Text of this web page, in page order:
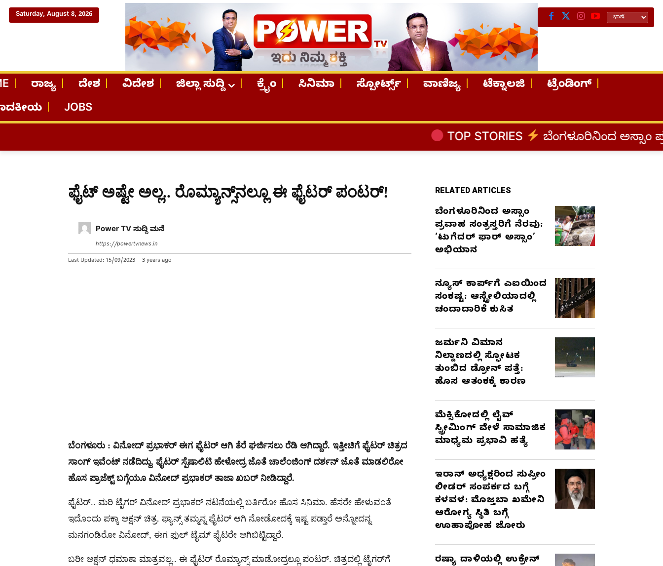
Saturday, August 8, 2026
ರಾಜ್ಯ ದೇಶ ವಿದೇಶ ಜಿಲ್ಲಾ ಸುದ್ದಿ ಕ್ರೈಂ ಸಿನಿಮಾ ಸ್ಪೋರ್ಟ್ಸ್ ವಾಣಿಜ್ಯ ಟೆಕ್ನಾಲಜಿ
ಟ್ರೆಂಡಿಂಗ್
JOBS
TOP STORIES ಬೆಂಗಳೂರಿನಿಂದ ಅಸ್ಸಾಂ ಪ್ರವಾಹ
ಫೈಟ್ ಅಷ್ಟೇ ಅಲ್ಲ.. ರೊಮ್ಯಾನ್ಸ್​ನಲ್ಲೂ ಈ ಫೈಟರ್ ಪಂಟರ್!
Power TV ಸುದ್ದಿ ಮನೆ
https://powertvnews.in
Last Updated: 15/09/2023 3 years ago
ಬೆಂಗಳೂರು : ವಿನೋದ್ ಪ್ರಭಾಕರ್ ಈಗ ಫೈಟರ್ ಆಗಿ ತೆರೆ ಘರ್ಜಿಸಲು ರೆಡಿ ಆಗಿದ್ದಾರೆ. ಇತ್ತೀಚಿಗೆ ಫೈಟರ್ ಚಿತ್ರದ
ಸಾಂಗ್ ಇವೆಂಟ್ ನಡೆದಿದ್ದು, ಫೈಟರ್ ಸ್ಪೆಷಾಲಿಟಿ ಹೇಳೋದ್ರ ಜೊತೆ ಚಾಲೆಂಜಿಂಗ್ ದರ್ಶನ್ ಜೊತೆ ಮಾಡಲಿರೋ
ಹೊಸ ಪ್ರಾಜೆಕ್ಟ್​​ ಬಗ್ಗೆಯೂ ವಿನೋದ್ ಪ್ರಭಾಕರ್ ತಾಜಾ ಖಬರ್ ನೀಡಿದ್ದಾರೆ.
ಫೈಟರ್.. ಮರಿ ಟೈಗರ್ ವಿನೋದ್ ಪ್ರಭಾಕರ್ ನಟನೆಯಲ್ಲಿ ಬರ್ತಿರೋ ಹೊಸ ಸಿನಿಮಾ. ಹೆಸರೇ ಹೇಳುವಂತೆ
ಇದೊಂದು ಪಕ್ಕಾ ಆಕ್ಷನ್ ಚಿತ್ರ. ಫ್ಯಾನ್ಸ್ ತಮ್ಮನ್ನ ಫೈಟರ್ ಆಗಿ ನೋಡೋದಕ್ಕೆ ಇಷ್ಟ ಪಡ್ತಾರೆ ಅನ್ನೋದನ್ನ
ಮನಗಂಡಿರೋ ವಿನೋದ್, ಈಗ ಫುಲ್ ಟೈಮ್ ಫೈಟರೇ ಆಗಿಬಿಟ್ಟಿದ್ದಾರೆ.
ಬರೀ ಆಕ್ಷನ್ ಧಮಾಕಾ ಮಾತ್ರವಲ್ಲ.. ಈ ಫೈಟರ್ ರೊಮ್ಯಾನ್ಸ್ ಮಾಡೋದ್ರಲ್ಲೂ ಪಂಟರ್. ಚಿತ್ರದಲ್ಲಿ ಟೈಗರ್​ಗೆ
RELATED ARTICLES
ಬೆಂಗಳೂರಿನಿಂದ ಅಸ್ಸಾಂ
ಪ್ರವಾಹ ಸಂತ್ರಸ್ತರಿಗೆ ನೆರವು:
‘ಟುಗೆದರ್ ಫಾರ್ ಅಸ್ಸಾಂ’
ಅಭಿಯಾನ
ನ್ಯೂಸ್ ಕಾರ್ಪ್‌ಗೆ ಎಐಯಿಂದ
ಸಂಕಷ್ಟ: ಆಸ್ಟ್ರೇಲಿಯಾದಲ್ಲಿ
ಚಂದಾದಾರಿಕೆ ಕುಸಿತ
ಜರ್ಮನಿ ವಿಮಾನ
ನಿಲ್ದಾಣದಲ್ಲಿ ಸ್ಫೋಟಕ
ತುಂಬಿದ ಡ್ರೋನ್ ಪತ್ತೆ:
ಹೊಸ ಆತಂಕಕ್ಕೆ ಕಾರಣ
ಮೆಕ್ಸಿಕೋದಲ್ಲಿ ಲೈವ್
ಸ್ಟ್ರೀಮಿಂಗ್ ವೇಳೆ ಸಾಮಾಜಿಕ
ಮಾಧ್ಯಮ ಪ್ರಭಾವಿ ಹತ್ಯೆ
ಇರಾನ್ ಅಧ್ಯಕ್ಷರಿಂದ ಸುಪ್ರೀಂ
ಲೀಡರ್ ಸಂಪರ್ಕದ ಬಗ್ಗೆ
ಕಳವಳ: ಮೊಜ್ತಬಾ ಖಮೇನಿ
ಆರೋಗ್ಯ ಸ್ಥಿತಿ ಬಗ್ಗೆ
ಊಹಾಪೋಹ ಜೋರು
ರಷ್ಯಾ ದಾಳಿಯಲ್ಲಿ ಉಕ್ರೇನ್